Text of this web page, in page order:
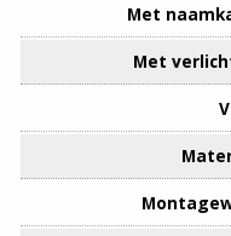
Met
Met